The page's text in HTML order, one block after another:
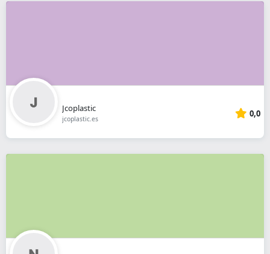
Jcoplastic
jcoplastic.es 0,0